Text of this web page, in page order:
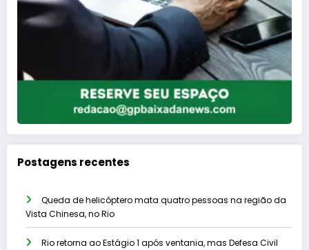
Postagens recentes
Queda de helicóptero mata quatro pessoas na região da
Vista Chinesa, no Rio
Rio retorna ao Estágio 1 após ventania, mas Defesa Civil